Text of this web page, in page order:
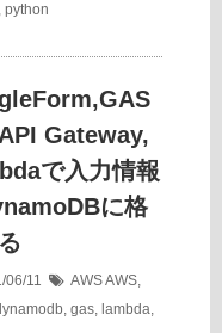
, python
Gateway,
で入力情報
に格
11 AWSAWS,
, gas, lambda,